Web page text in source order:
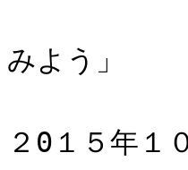
「普天
みよう」
２0１５年１